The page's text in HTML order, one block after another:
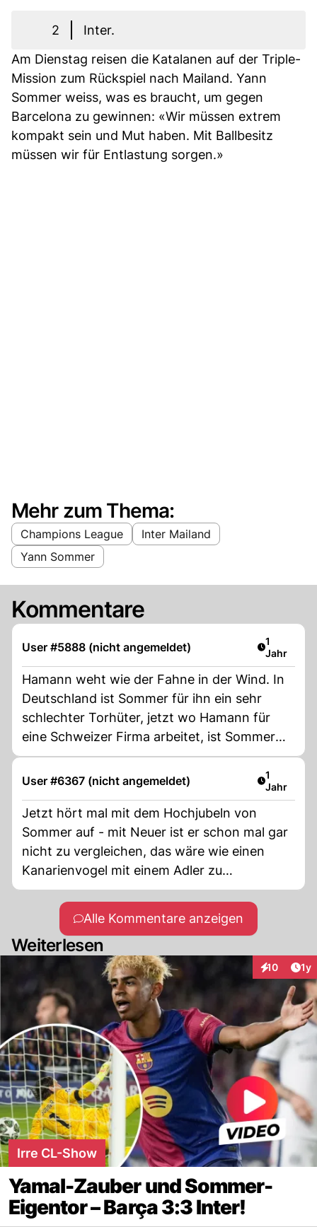
2
Inter.
Am Dienstag reisen die Katalanen auf der Triple-
Mission zum Rückspiel nach Mailand. Yann
Sommer weiss, was es braucht, um gegen
Barcelona zu gewinnen: «Wir müssen extrem
kompakt sein und Mut haben. Mit Ballbesitz
müssen wir für Entlastung sorgen.»
Mehr zum Thema:
Champions League
Inter Mailand
Yann Sommer
Kommentare
User #5888 (nicht angemeldet) Artikel
1
Jahr
Hamann weht wie der Fahne in der Wind. In
Deutschland ist Sommer für ihn ein sehr
schlechter Torhüter, jetzt wo Hamann für
eine Schweizer Firma arbeitet, ist Sommer
plötzlich ein Champion. Den Typ kann man
nicht ernst nehmen.
User #6367 (nicht angemeldet) Artikel
1
Jahr
Jetzt hört mal mit dem Hochjubeln von
Sommer auf - mit Neuer ist er schon mal gar
nicht zu vergleichen, das wäre wie einen
Kanarienvogel mit einem Adler zu
vergleichen.
Alle Kommentare anzeigen
Weiterlesen
10 1y
Irre CL-Show
Yamal-Zauber und Sommer-
Eigentor – Barça 3:3 Inter!